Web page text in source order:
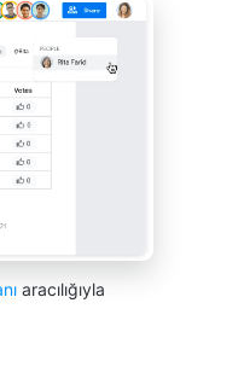
aracılığıyla